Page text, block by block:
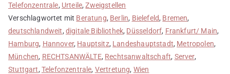
Telefonzentrale, Urteile,Zweigstellen
Verschlagwortet mit Beratung, Berlin, Bielefeld, Bremen,
deutschlandweit, digitale Bibliothek, Düsseldorf, Frankfurt/ Main,
Hamburg, Hannover, Hauptsitz, Landeshauptstadt, Metropolen,
München, RECHTSANWÄLTE, Rechtsanwaltschaft, Server,
Stuttgart, Telefonzentrale, Vertretung, Wien